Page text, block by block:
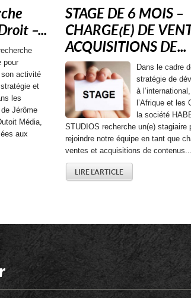
–...
pour
activité
et
les
Jérôme
Média,
aux
STAGE DE 6 MOIS –
CHARGE(E) DE
ACQUISITIONS DE...
Dans le cadre
stratégie de
à
l’Afrique et les
la société
STUDIOS recherche un(e) stagiaire
rejoindre notre équipe en tant que
ventes et acquisitions de contenus...
LIRE L'ARTICLE